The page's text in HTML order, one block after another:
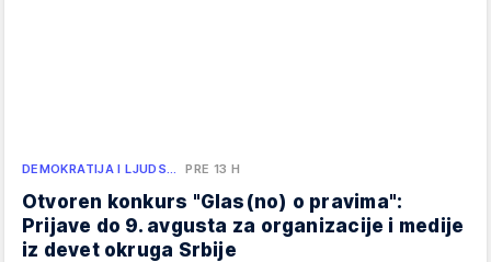
DEMOKRATIJA I LJUDS… PRE 13 H
Otvoren konkurs "Glas(no) o pravima":
Prijave do 9. avgusta za organizacije i medije
iz devet okruga Srbije